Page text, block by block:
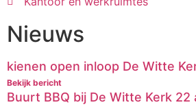
Nieuws
kienen open inloop De Witte
Bekijk bericht
Buurt BBQ bij De Witte Kerk 22